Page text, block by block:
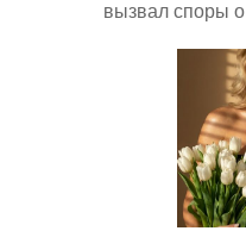
вызвал споры